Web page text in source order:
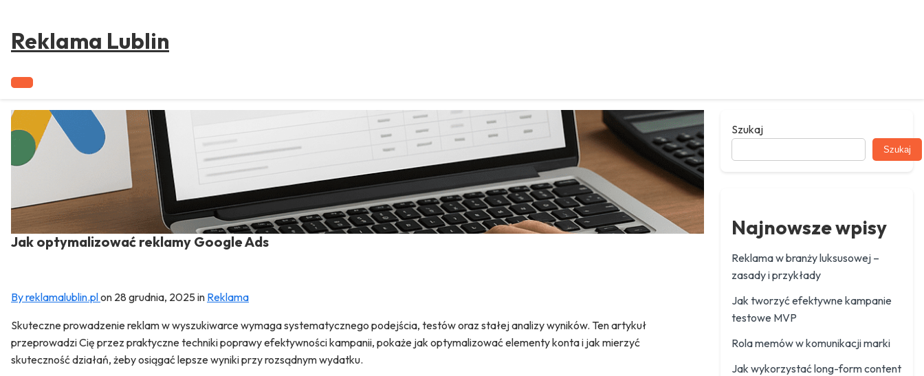
Reklama Lublin
Jak optymalizować reklamy Google Ads
By reklamalublin.plon 28 grudnia, 2025in Reklama
Skuteczne prowadzenie reklam w wyszukiwarce wymaga systematycznego podejścia, testów oraz stałej analizy wyników. Ten artykuł
przeprowadzi Cię przez praktyczne techniki poprawy efektywności kampanii, pokaże jak optymalizować elementy konta i jak mierzyć
skuteczność działań, żeby osiągać lepsze wyniki przy rozsądnym wydatku.
Szukaj
Szukaj
Najnowsze wpisy
Reklama w branży luksusowej –
zasady i przykłady
Jak tworzyć efektywne kampanie
testowe MVP
Rola memów w komunikacji marki
Jak wykorzystać long-form content